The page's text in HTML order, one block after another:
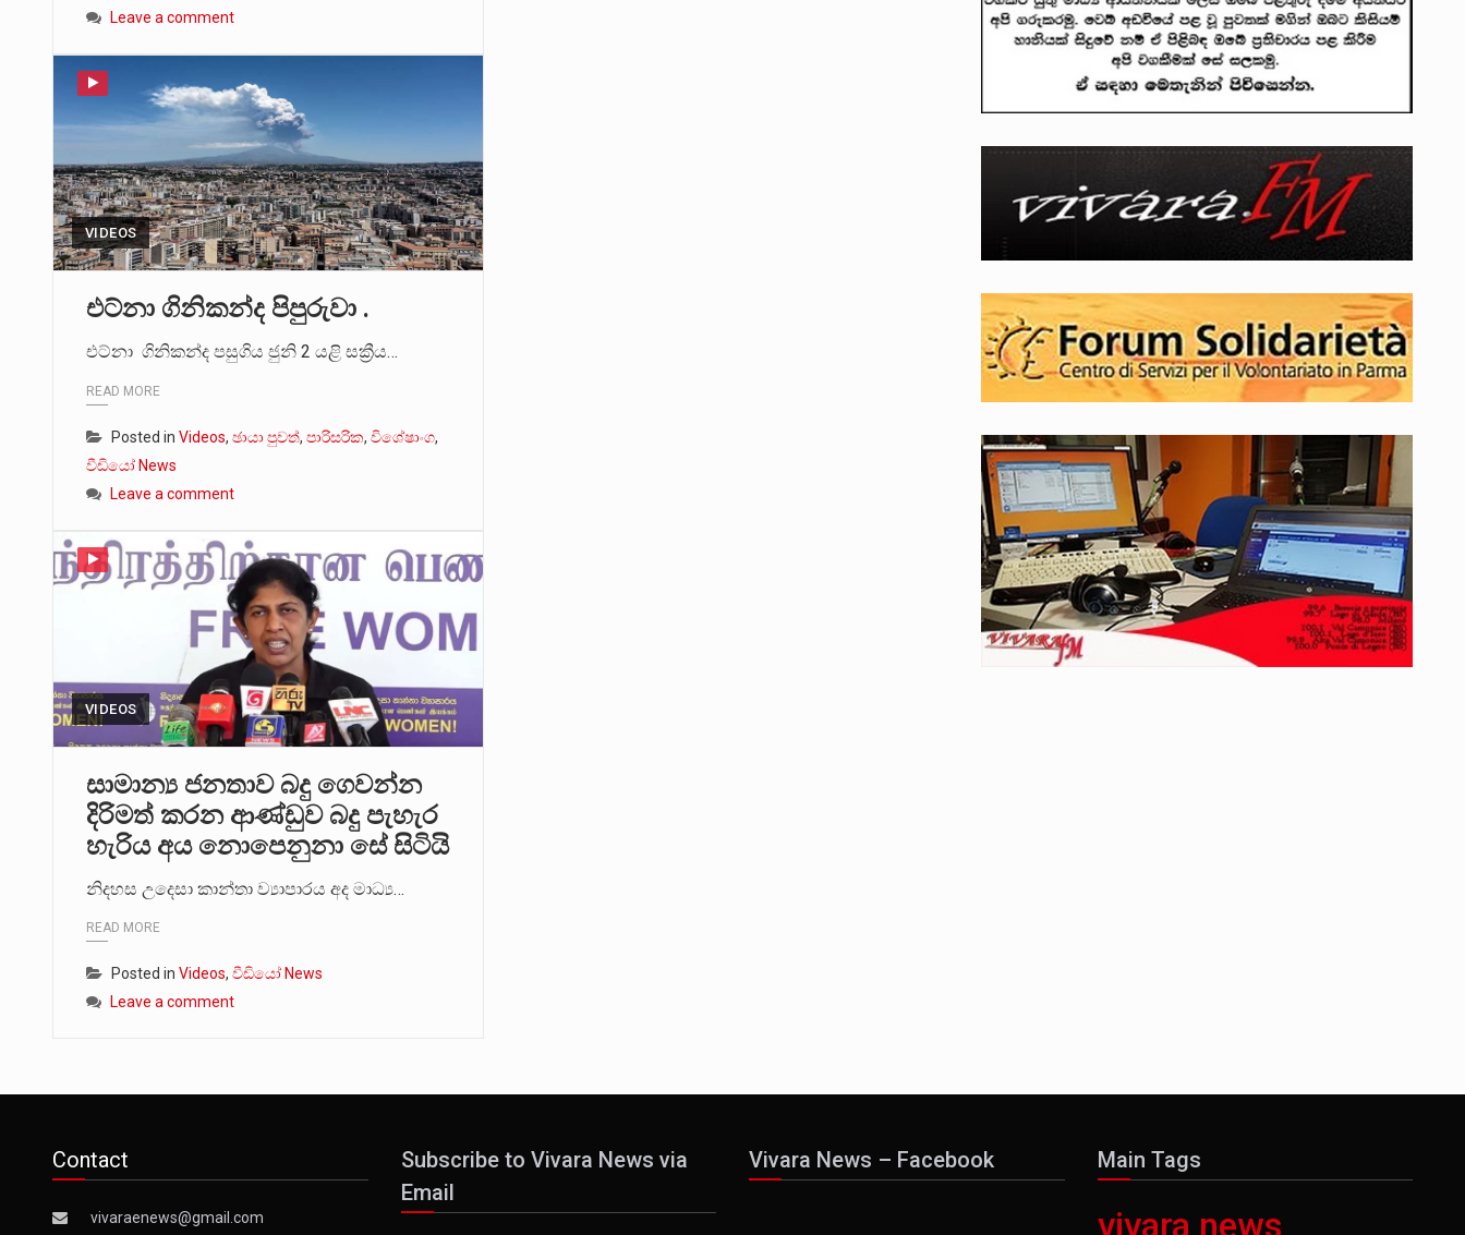
Leave a comment
VIDEOS
එට්නා ගිනිකන්ද පිපුරුවා .
එට්නා ගිනිකන්ද පසුගිය ජුනි 2 යළි සක්‍රීය…
READ MORE
Posted in Videos, ඡායා පුවත්, පාරිසරික, විශේෂාංග,
වීඩියෝ News
Leave a comment
VIDEOS
සාමාන්‍ය ජනතාව බදු ගෙවන්න
දිරිමත් කරන ආණ්ඩුව බදු පැහැර
හැරිය අය නොපෙනුනා සේ සිටියි
නිදහස උදෙසා කාන්තා ව්‍යාපාරය අද මාධ්‍ය…
READ MORE
Posted in Videos, වීඩියෝ News
Leave a comment
Contact
vivaraenews@gmail.com
Subscribe to Vivara News via
Email
Vivara News – Facebook Main Tags
vivara news